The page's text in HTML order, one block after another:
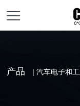
产品 | 汽车电子和工